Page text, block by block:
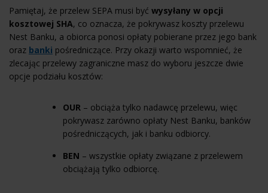
Pamiętaj, że przelew SEPA musi być wysyłany w opcji
kosztowej SHA, co oznacza, że pokrywasz koszty przelewu
Nest Banku, a obiorca ponosi opłaty pobierane przez jego bank
oraz banki pośredniczące. Przy okazji warto wspomnieć, że
zlecając przelewy zagraniczne masz do wyboru jeszcze dwie
opcje podziału kosztów:
OUR – obciąża tylko nadawcę przelewu, więc
pokrywasz zarówno opłaty Nest Banku, banków
pośredniczących, jak i banku odbiorcy.
BEN – wszystkie opłaty związane z przelewem
obciążają tylko odbiorcę.